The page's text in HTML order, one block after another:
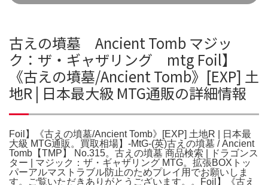
古えの墳墓 Ancient Tomb マジッ
ク：ザ・ギャザリング mtg Foil】
《古えの墳墓/Ancient Tomb》[EXP] 土
地R | 日本最大級 MTG通販の詳細情報
Foil】《古えの墳墓/Ancient Tomb》[EXP] 土地R | 日本最
大級 MTG通販。買取相場】-MtG-(英)古えの墳墓 / Ancient
Tomb【TMP】 No.315。古えの墳墓 商品検索 | ドラゴンス
ター | マジック：ザ・ギャザリング MTG。拡張BOXトッ
パーアルマストラブル防止のためプレイ用でお願いしま
す。ご覧いただきありがとうございます。。Foil】《古え